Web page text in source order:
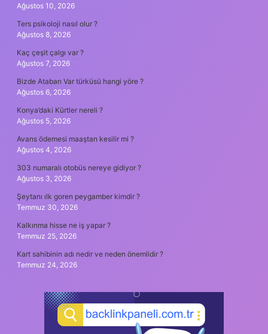
Ağustos 10, 2026
Ters psikoloji nasıl olur ?
Ağustos 8, 2026
Kaç çeşit çalgı var ?
Ağustos 7, 2026
Bizde Atabarı Var türküsü hangi yöre ?
Ağustos 6, 2026
Konya’daki Kürtler nereli ?
Ağustos 5, 2026
Avans ödemesi maaştan kesilir mi ?
Ağustos 4, 2026
303 numaralı otobüs nereye gidiyor ?
Ağustos 3, 2026
Şeytanı ılk goren peygamber kimdir ?
Temmuz 30, 2026
Kalkınma hisse ne iş yapar ?
Temmuz 25, 2026
Kart sahibinin adı nedir ve neden önemlidir ?
Temmuz 24, 2026